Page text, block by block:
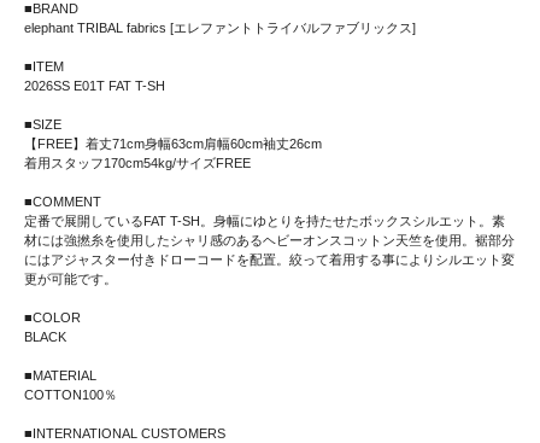
■BRAND
elephant TRIBAL fabrics [エレファントトライバルファブリックス]
■ITEM
2026SS E01T FAT T-SH
■SIZE
【FREE】着丈71cm身幅63cm肩幅60cm袖丈26cm
着用スタッフ170cm54kg/サイズFREE
■COMMENT
定番で展開しているFAT T-SH。身幅にゆとりを持たせたボックスシルエット。素
材には強撚糸を使用したシャリ感のあるヘビーオンスコットン天竺を使用。裾部分
にはアジャスター付きドローコードを配置。絞って着用する事によりシルエット変
更が可能です。
■COLOR
BLACK
■MATERIAL
COTTON100％
■INTERNATIONAL CUSTOMERS